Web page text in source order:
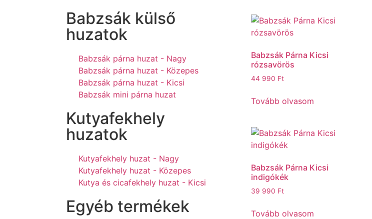
Babzsák külső
huzatok
Babzsák párna huzat - Nagy
Babzsák párna huzat - Közepes
Babzsák párna huzat - Kicsi
Babzsák mini párna huzat
Kutyafekhely
huzatok
Kutyafekhely huzat - Nagy
Kutyafekhely huzat - Közepes
Kutya és cicafekhely huzat - Kicsi
Egyéb termékek
Babzsák Párna Kicsi
rózsavörös
44 990 Ft
Tovább olvasom
Babzsák Párna Kicsi
indigókék
39 990 Ft
Tovább olvasom